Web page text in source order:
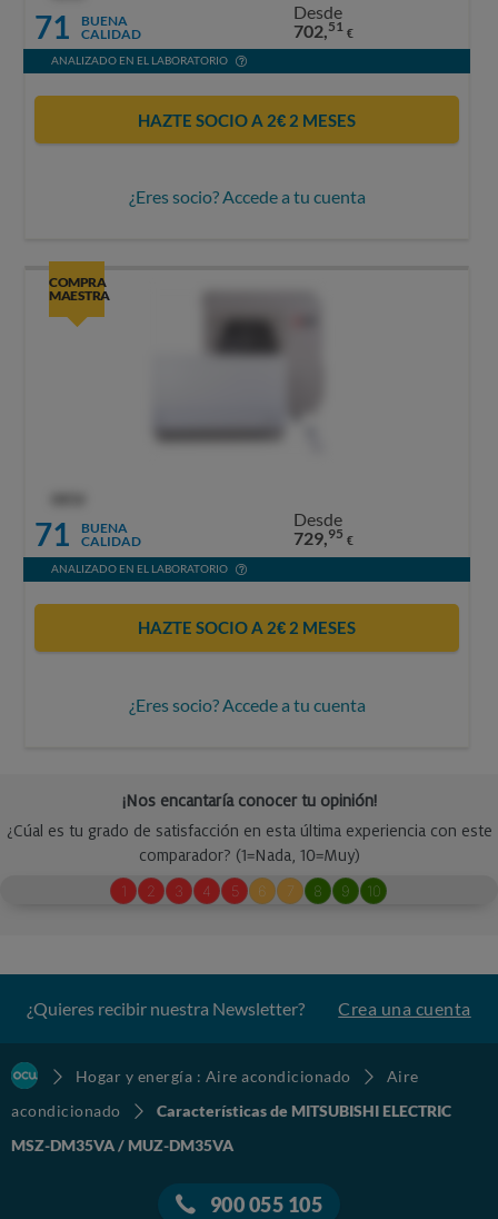
71
BUENA
CALIDAD
Desde
702,51 €
ANALIZADO EN EL LABORATORIO
HAZTE SOCIO A 2€ 2 MESES
¿Eres socio? Accede a tu cuenta
COMPRA
MAESTRA
71
BUENA
CALIDAD
Desde
729,95 €
ANALIZADO EN EL LABORATORIO
HAZTE SOCIO A 2€ 2 MESES
¿Eres socio? Accede a tu cuenta
¿Quieres recibir nuestra Newsletter? Crea una cuenta
Hogar y energía : Aire acondicionado
Aire
acondicionado
Características de MITSUBISHI ELECTRIC
MSZ-DM35VA / MUZ-DM35VA
900 055 105